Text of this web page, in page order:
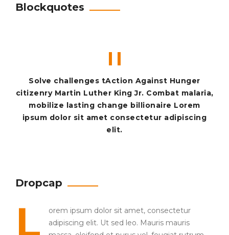
Blockquotes
Solve challenges tAction Against Hunger
citizenry Martin Luther King Jr. Combat malaria,
mobilize lasting change billionaire Lorem
ipsum dolor sit amet consectetur adipiscing
elit.
Dropcap
L
orem ipsum dolor sit amet, consectetur
adipiscing elit. Ut sed leo. Mauris mauris